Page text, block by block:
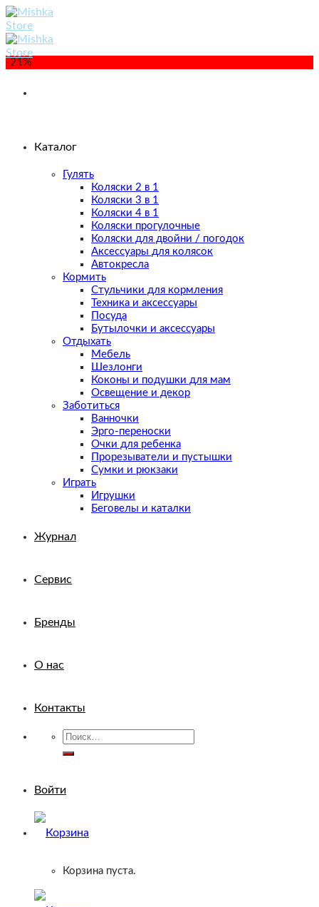
Skip
to
content
Каталог
Гулять
Коляски 2 в 1
Коляски 3 в 1
Коляски 4 в 1
Коляски прогулочные
Коляски для двойни / погодок
Аксессуары для колясок
Автокресла
Кормить
Стульчики для кормления
Техника и аксессуары
Посуда
Бутылочки и аксессуары
Отдыхать
Мебель
Шезлонги
Коконы и подушки для мам
Освещение и декор
Заботиться
Ванночки
Эрго-переноски
Очки для ребенка
Прорезыватели и пустышки
Сумки и рюкзаки
Играть
Игрушки
Беговелы и каталки
Журнал
Сервис
Бренды
О нас
Контакты
Искать:
Войти
Корзина пуста.
-21%